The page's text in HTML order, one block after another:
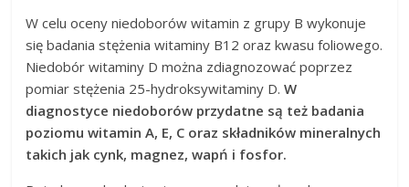
W celu oceny niedoborów witamin z grupy B wykonuje
się badania stężenia witaminy B12 oraz kwasu foliowego.
Niedobór witaminy D można zdiagnozować poprzez
pomiar stężenia 25-hydroksywitaminy D.W
diagnostyce niedoborów przydatne są też badania
poziomu witamin A, E, C oraz składników mineralnych
takich jak cynk, magnez, wapń i fosfor.